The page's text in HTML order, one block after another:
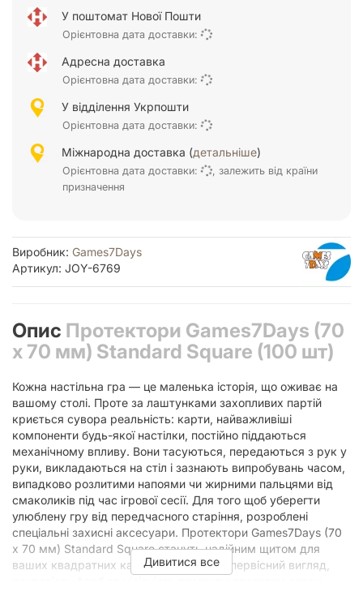
У поштомат Нової Пошти
Орієнтовна дата доставки:
Адресна доставка
Орієнтовна дата доставки:
У відділення Укрпошти
Орієнтовна дата доставки:
Міжнародна доставка (детальніше)
Орієнтовна дата доставки:
, залежить від країни
призначення
Виробник: Games7Days
Артикул: JOY-6769
Опис Протектори Games7Days (70
x 70 мм) Standard Square (100 шт)
Кожна настільна гра — це маленька історія, що оживає на
вашому столі. Проте за лаштунками захопливих партій
криється сувора реальність: карти, найважливіші
компоненти будь-якої настілки, постійно піддаються
механічному впливу. Вони тасуються, передаються з рук у
руки, викладаються на стіл і зазнають випробувань часом,
випадково розлитими напоями чи жирними пальцями від
смаколиків під час ігрової сесії. Для того щоб уберегти
улюблену гру від передчасного старіння, розроблені
спеціальні захисні аксесуари. Протектори Games7Days (70
x 70 мм) Standard Square стануть надійним щитом для
ваших квадратних карт, зберігаючи їх первісний вигляд,
Дивитися все